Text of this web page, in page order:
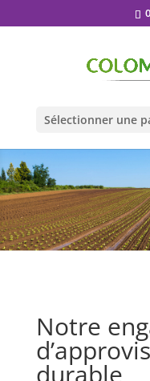
Sélectionner une
Notre
durable